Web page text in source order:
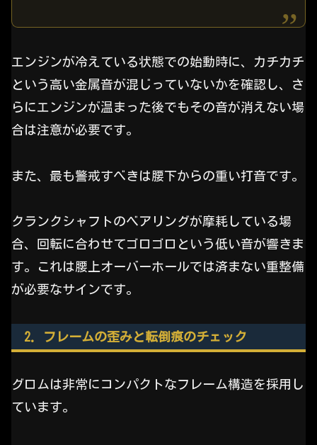
エンジンが冷えている状態での始動時に、カチカチ
という高い金属音が混じっていないかを確認し、さ
らにエンジンが温まった後でもその音が消えない場
合は注意が必要です。
また、最も警戒すべきは腰下からの重い打音です。
クランクシャフトのベアリングが摩耗している場
合、回転に合わせてゴロゴロという低い音が響きま
す。これは腰上オーバーホールでは済まない重整備
が必要なサインです。
2. フレームの歪みと転倒痕のチェック
グロムは非常にコンパクトなフレーム構造を採用し
ています。